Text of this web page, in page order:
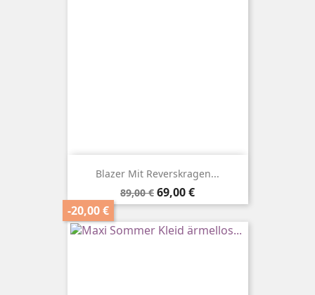
Blazer Mit Reverskragen...
Verkaufspreis
89,00 €
-20,00 €
Preis
69,00 €